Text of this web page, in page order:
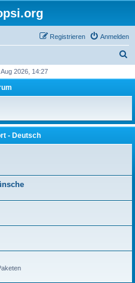
Anmelden
Registrieren
h
2026, 14:27
- Deutsch